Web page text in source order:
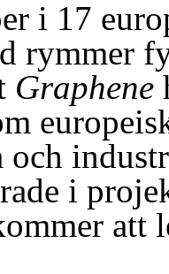
i 17
rymmer
Graphene
och
i
att